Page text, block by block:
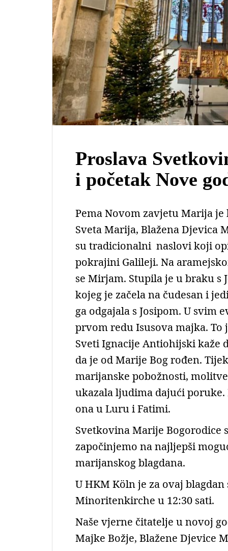
Proslava
i početak Nove
Pema Novom zavjetu Marija
Sveta Marija, Blažena Djevica
su tradicionalni naslovi koji
pokrajini Galileji. Na
se Mirjam. Stupila je u braku s
kojeg je začela na čudesan i
ga odgajala s Josipom. U svim
prvom redu Isusova majka. To
Sveti Ignacije Antiohijski kaže
da je od Marije Bog rođen.
marijanske pobožnosti,
ukazala ljudima dajući
ona u Luru i Fatimi.
Svetkovina Marije Bogorodice
započinjemo na najljepši
marijanskog blagdana.
U HKM Köln je za ovaj
Minoritenkirche u 12:30 sati.
Naše vjerne čitatelje u novoj
Majke Božje, Blažene Djevice